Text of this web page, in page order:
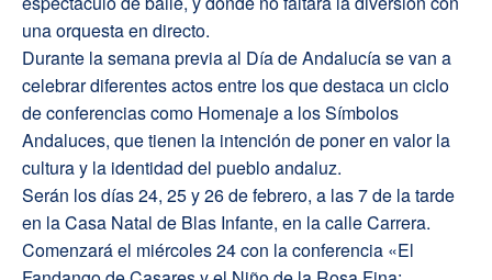
una orquesta en directo.
Durante la semana previa al Día de Andalucía se van a
celebrar diferentes actos entre los que destaca un ciclo
de conferencias como Homenaje a los Símbolos
Andaluces, que tienen la intención de poner en valor la
cultura y la identidad del pueblo andaluz.
Serán los días 24, 25 y 26 de febrero, a las 7 de la tarde
en la Casa Natal de Blas Infante, en la calle Carrera.
Comenzará el miércoles 24 con la conferencia «El